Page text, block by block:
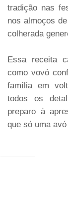
tradição nas
nos almoços
colherada
Essa receita
como vovó
família em
todos os
preparo à
que só uma